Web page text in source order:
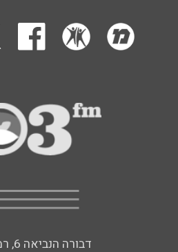
דבורה הנביאה 6, רמת השרון